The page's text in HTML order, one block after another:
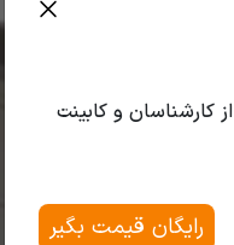
کارشناسان و کابینت
رایگان قیمت بگیر